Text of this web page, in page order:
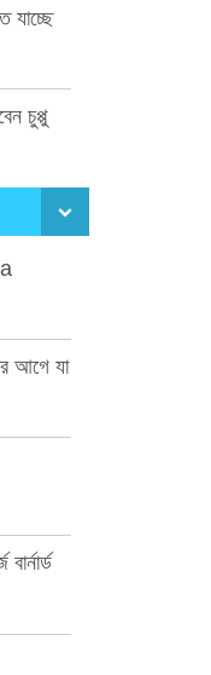
যাচ্ছে
চুপ্পু
আগে যা